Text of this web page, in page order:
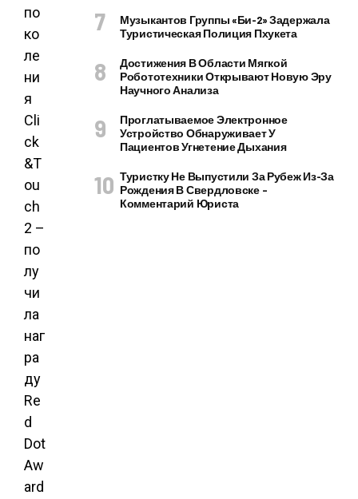
по
ко
ле
ни
я
Cli
ck
&T
ou
ch
2 –
по
лу
чи
ла
наг
ра
ду
Re
d
Dot
Aw
ard
Музыкантов Группы «Би-2» Задержала
Туристическая Полиция Пхукета
Достижения В Области Мягкой
Робототехники Открывают Новую Эру
Научного Анализа
Проглатываемое Электронное
Устройство Обнаруживает У
Пациентов Угнетение Дыхания
Туристку Не Выпустили За Рубеж Из-За
Рождения В Свердловске –
Комментарий Юриста